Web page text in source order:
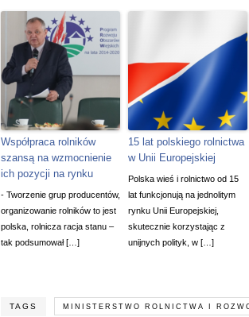
Współpraca rolników
szansą na wzmocnienie
ich pozycji na rynku
- Tworzenie grup producentów,
organizowanie rolników to jest
polska, rolnicza racja stanu –
tak podsumował […]
15 lat polskiego rolnictwa
w Unii Europejskiej
Polska wieś i rolnictwo od 15
lat funkcjonują na jednolitym
rynku Unii Europejskiej,
skutecznie korzystając z
unijnych polityk, w […]
TAGS MINISTERSTWO ROLNICTWA I